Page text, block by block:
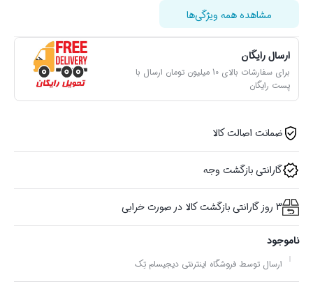
مشاهده همه ویژگی‌ها
ارسال رایگان
برای سفارشات بالای 10 میلیون تومان ارسال با
پست رایگان
ضمانت اصالت کالا
گارانتی بازگشت وجه
3 روز گارانتی بازگشت کالا در صورت خرابی
ناموجود
ارسال توسط فروشگاه اینترنتی دیجیسام تِک